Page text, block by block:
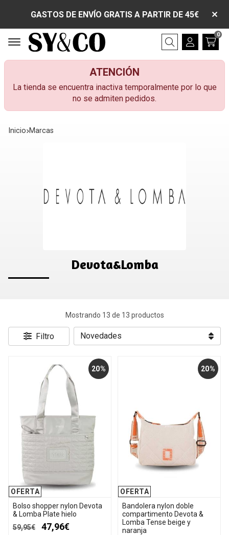
GASTOS DE ENVÍO GRATIS A PARTIR DE 45€
Buscar
0
ATENCIÓN
La tienda se encuentra inactiva temporalmente por lo que
no se admiten pedidos.
Inicio marcas
Devota&Lomba
Mostrando 13 de 13 productos
Filtro
20%
OFERTA
Bolso shopper nylon Devota
& Lomba Plate hielo
59,95€
47,96€
20%
OFERTA
Bandolera nylon doble
compartimento Devota &
Lomba Tense beige y
naranja